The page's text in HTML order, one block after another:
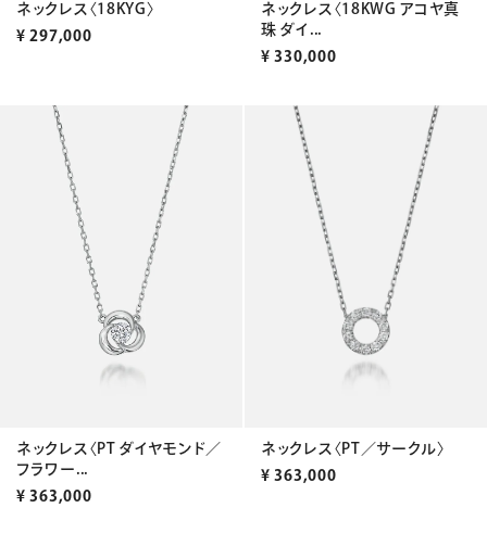
ネックレス〈18KYG〉
¥ 297,000
ネックレス〈18KWG アコヤ真
珠 ダイ...
¥ 330,000
ネックレス〈PT ダイヤモンド／
フラワー...
¥ 363,000
ネックレス〈PT／サークル〉
¥ 363,000